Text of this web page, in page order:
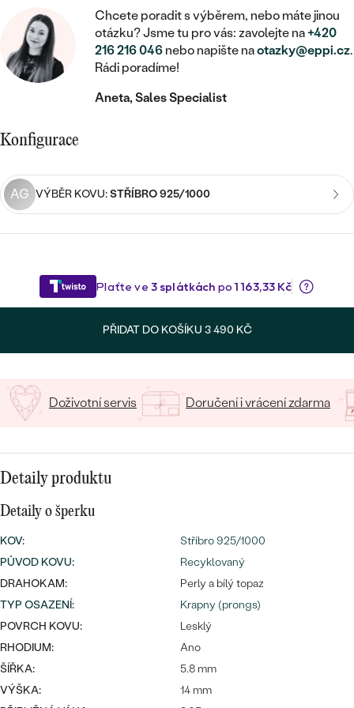
RUČNĚ RYTÉ
S VÝPLNÍ
SVATEBNÍ SETY
DLE CENY
LUXUSNÍ
Nejprodávanější
snubní prsteny
ZAČÍT S LAB-GROWN DIAMANTEM
ZAČÍT S BAREVNÝM DIAMANTEM
DIAMANT
LAB-GROWN DIAMANT
MOISSANIT
ČERNÝ DIAMANT
SALT AND PEPPER DIAMANT
DLE MATERIÁLU
ZLATO
PLATINA
DĚTSKÉ ŠPERKY
BROŽE
DOPLŇKY
DLE MATERIÁLU
ZLATO
S DRAHOKAMY
S LAB-GROWN DIAMANTY
DLE STYLU
SYMBOLICKÉ
MINIMALISTICKÉ
PODLE BARVY
DĚTSKÉ
PIERCING
S DIAMANTY
S DRAHOKAMY
S PERLAMI
CENOVĚ DOSTUPNÉ
Nejprodávanější
MEDAILONKY
ŘETÍZKY
VE TVARU SRDCE
SE ZVÍŘATY
DLE DRAHOKAMU
S PERLAMI
CENOVĚ DOSTUPNÉ
LUXUSNÍ
STATEMENT
PEČETNÍ
S DIAMANTY
S DRAHOKAMY
S PERLAMI
LUXUSNÍ
Chcete poradit s výběrem, nebo máte jinou
otázku? Jsme tu pro vás: zavolejte na+420
216 216 046 nebo napište naotazky@eppi.cz.
Rádi poradíme!
Aneta, Sales Specialist
Konfigurace
AG VÝBĚR KOVU:STŘÍBRO 925/1000
PŘIDAT DO KOŠÍKU 3 490 KČ
Doživotní servis Doručení i vrácení zdarma
Detaily produktu
Detaily o šperku
KOV:
Stříbro 925/1000
PŮVOD KOVU:
Recyklovaný
DRAHOKAM:
Perly a bílý topaz
TYP OSAZENÍ:
Krapny (prongs)
POVRCH KOVU:
Lesklý
RHODIUM:
Ano
ŠÍŘKA:
5.8 mm
VÝŠKA:
14 mm